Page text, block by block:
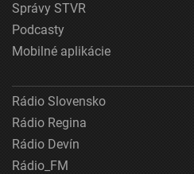
Správy STVR
Podcasty
Mobilné aplikácie
Rádio Slovensko
Rádio Regina
Rádio Devín
Rádio_FM